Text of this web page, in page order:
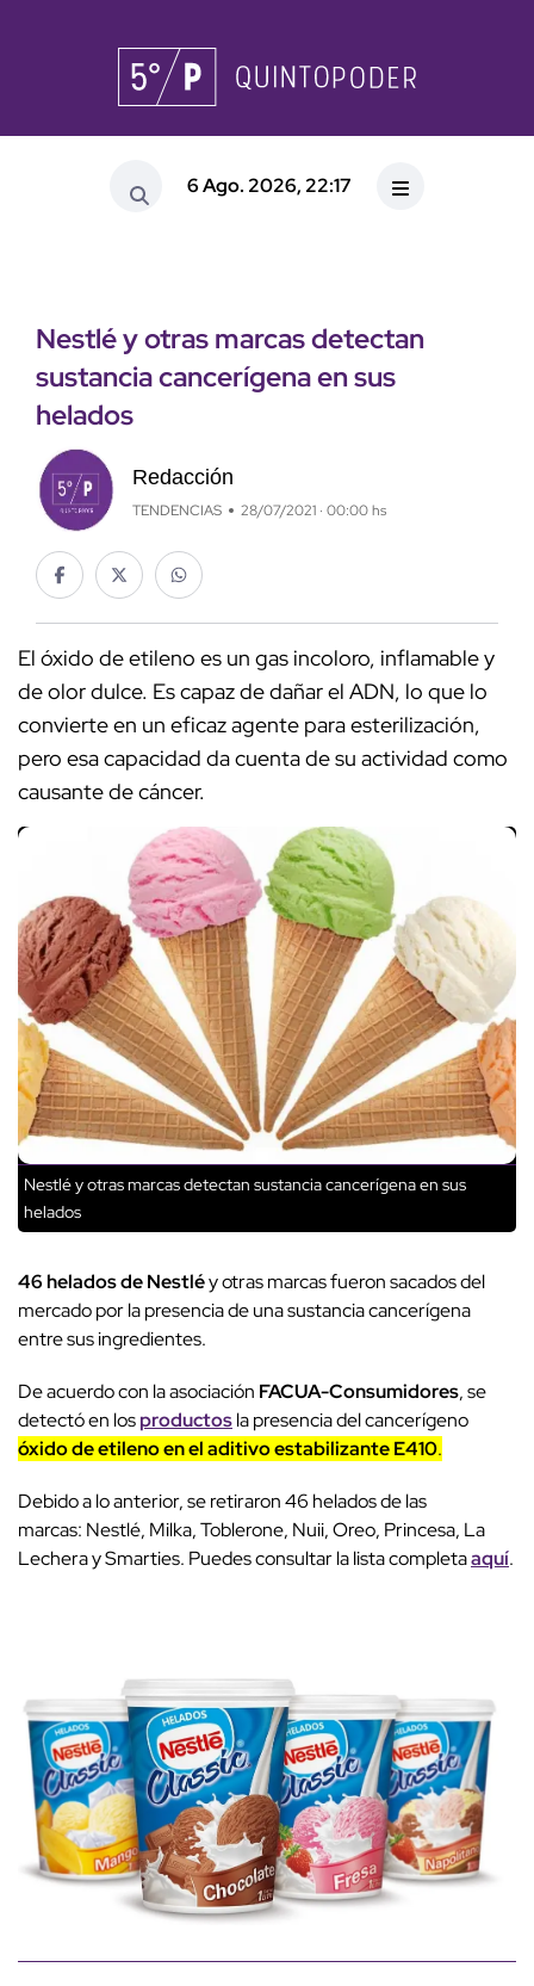
6 Ago. 2026, 22:17
Nestlé y otras marcas detectan
sustancia cancerígena en sus
helados
Redacción
TENDENCIAS 28/07/2021 · 00:00 hs
El óxido de etileno es un gas incoloro, inflamable y
de olor dulce. Es capaz de dañar el ADN, lo que lo
convierte en un eficaz agente para esterilización,
pero esa capacidad da cuenta de su actividad como
causante de cáncer.
Nestlé y otras marcas detectan sustancia cancerígena en sus
helados
46 helados de Nestléy otras marcas fueron sacados del
mercado por la presencia de una sustancia cancerígena
entre sus ingredientes.
De acuerdo con la asociación FACUA-Consumidores, se
detectó en losproductosla presencia del cancerígeno
óxido de etileno en el aditivo estabilizante E410.
Debido a lo anterior, se retiraron 46 helados de las
marcas: Nestlé, Milka, Toblerone, Nuii, Oreo, Princesa, La
Lechera y Smarties. Puedes consultar la lista completaaquí.